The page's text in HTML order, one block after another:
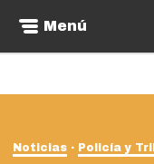
Menú
Noticias Policía y